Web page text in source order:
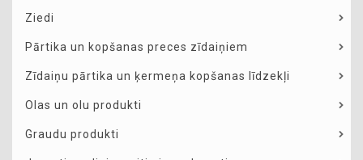
Ziedi
Pārtika un kopšanas preces zīdaiņiem
Zīdaiņu pārtika un ķermeņa kopšanas līdzekļi
Olas un olu produkti
Graudu produkti